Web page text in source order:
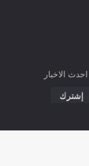
الاخبار